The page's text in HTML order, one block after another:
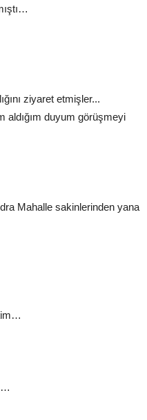
ziyaret etmişler...
aldığım duyum görüşmeyi
Mahalle sakinlerinden yana